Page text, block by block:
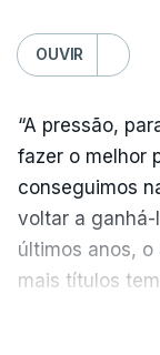
OUVIR
“A pressão,
fazer o melhor
conseguimos
voltar a ganhá-
últimos anos,
mais títulos